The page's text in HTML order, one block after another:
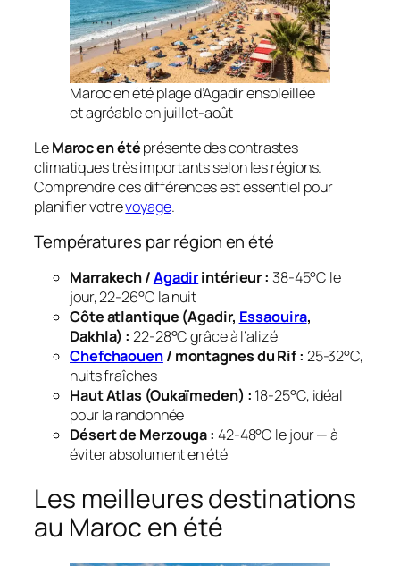
Maroc en été plage d’Agadir ensoleillée
et agréable en juillet-août
LeMaroc en étéprésente des contrastes
climatiques très importants selon les régions.
Comprendre ces différences est essentiel pour
planifier votrevoyage.
Températures par région en été
Marrakech /Agadirintérieur : 38-45°C le
jour, 22-26°C la nuit
Côte atlantique (Agadir, Essaouira,
Dakhla) : 22-28°C grâce à l’alizé
Chefchaouen/ montagnes du Rif : 25-32°C,
nuits fraîches
Haut Atlas (Oukaïmeden) : 18-25°C, idéal
pour la randonnée
Désert de Merzouga : 42-48°C le jour — à
éviter absolument en été
Les meilleures destinations
au Maroc en été